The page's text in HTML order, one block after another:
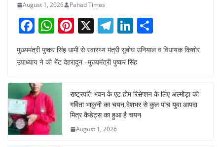
August 1, 2026 Pahad Times
F
a
c
b
o
o
k
W
h
at
A
p
p
Pi
nt
er
e
st
X T
el
e
gr
a
m
Li
n
k
dI
n
ar
मुख्यमंत्री पुष्कर सिंह धामी से स्वास्थ्य मंत्री सुबोध उनियाल व विधायक किशोर
उपाध्याय ने की भेंट देहरादून –मुख्यमंत्री पुष्कर सिंह
राष्ट्रपति भवन के एट होम रिसेप्शन के लिए अल्मोड़ा की
गर्विता भाकुनी का चयन,देशभर से कुल पांच युवा आपदा
मित्र कैडेट्स का हुआ है चयन
August 1, 2026